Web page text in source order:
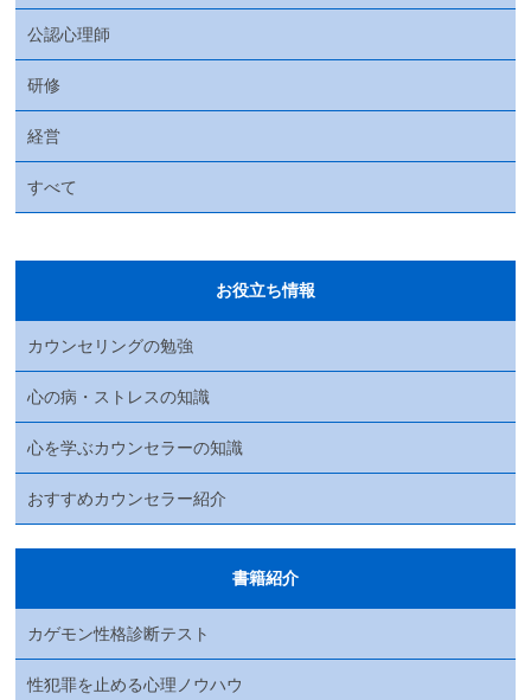
公認心理師
研修
経営
すべて
お役立ち情報
カウンセリングの勉強
心の病・ストレスの知識
心を学ぶカウンセラーの知識
おすすめカウンセラー紹介
書籍紹介
カゲモン性格診断テスト
性犯罪を止める心理ノウハウ